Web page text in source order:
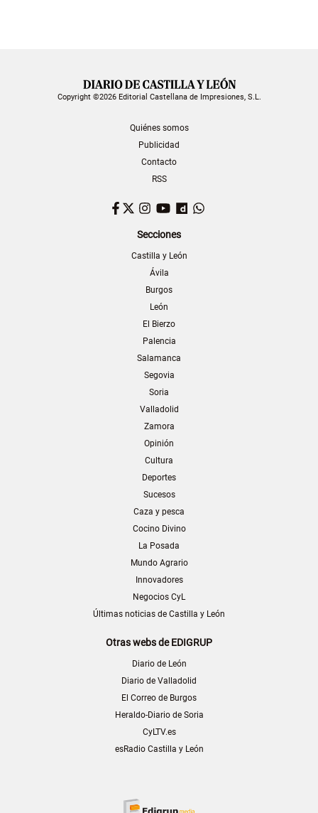
Copyright ©2026 Editorial Castellana de Impresiones, S.L.
Quiénes somos
Publicidad
Contacto
RSS
Facebook
TwitterInstagram
YouTubeDailymotion
Secciones
Castilla y León
Ávila
Burgos
León
El Bierzo
Palencia
Salamanca
Segovia
Soria
Valladolid
Zamora
Opinión
Cultura
Deportes
Sucesos
Caza y pesca
Cocino Divino
La Posada
Mundo Agrario
Innovadores
Negocios CyL
Últimas noticias de Castilla y León
Otras webs de EDIGRUP
Diario de León
Diario de Valladolid
El Correo de Burgos
Heraldo-Diario de Soria
CyLTV.es
esRadio Castilla y León